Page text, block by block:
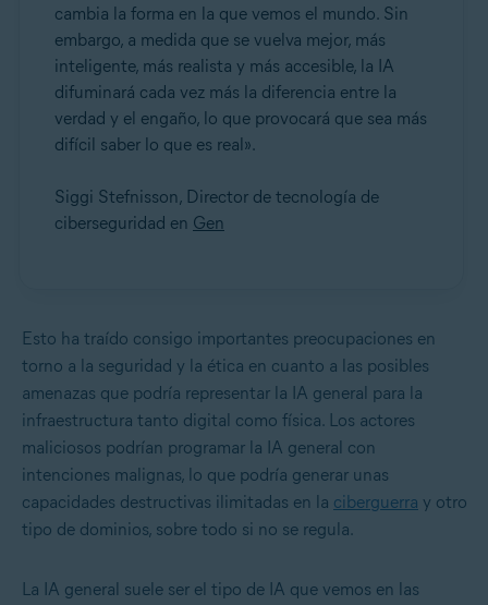
cambia la forma en la que vemos el mundo. Sin
embargo, a medida que se vuelva mejor, más
inteligente, más realista y más accesible, la IA
difuminará cada vez más la diferencia entre la
verdad y el engaño, lo que provocará que sea más
difícil saber lo que es real».
Siggi Stefnisson, Director de tecnología de
ciberseguridad en Gen
Esto ha traído consigo importantes preocupaciones en
torno a la seguridad y la ética en cuanto a las posibles
amenazas que podría representar la IA general para la
infraestructura tanto digital como física. Los actores
maliciosos podrían programar la IA general con
intenciones malignas, lo que podría generar unas
capacidades destructivas ilimitadas en la ciberguerra y otro
tipo de dominios, sobre todo si no se regula.
La IA general suele ser el tipo de IA que vemos en las